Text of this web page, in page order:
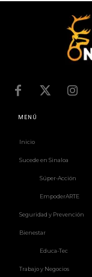
MENÚ
Inicio
Sucede en Sinaloa
Súper-Acción
EmpoderARTE
Seguridad y Prevención
Bienestar
Educa-Tec
Trabajo y Negocios